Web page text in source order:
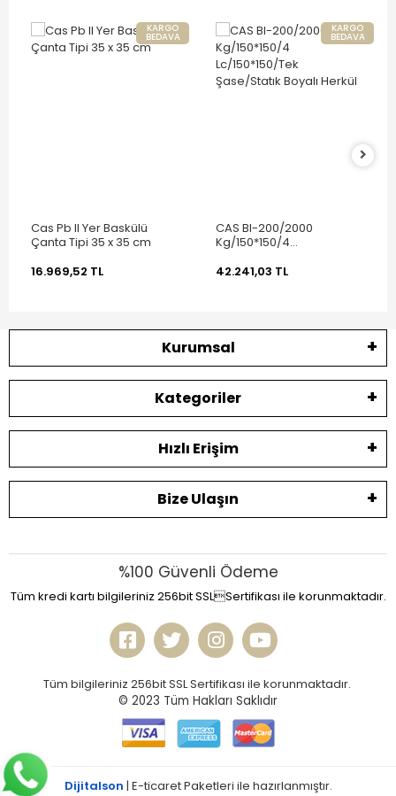
KARGO
BEDAVA
Cas Pb II Yer Baskülü
Çanta Tipi 35 x 35 cm
16.969,52 TL
KARGO
BEDAVA
CAS BI-200/2000
Kg/150*150/4
Şase/Statık Boyalı Herkül
42.241,03 TL
Kurumsal
Kategoriler
Hızlı Erişim
Bize Ulaşın
%100 Güvenli Ödeme
Tüm kredi kartı bilgileriniz 256bit SSLSertifikası ile korunmaktadır.
Tüm bilgileriniz 256bit SSL Sertifikası ile korunmaktadır.
© 2023 Tüm Hakları Saklıdır
Dijitalson | E-ticaret Paketleri ile hazırlanmıştır.